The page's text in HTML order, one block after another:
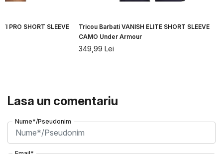
PRO SHORT SLEEVE
Tricou Barbati VANISH ELITE SHORT SLEEVE
CAMO Under Armour
349,99 Lei
Lasa un comentariu
Nume*/Pseudonim